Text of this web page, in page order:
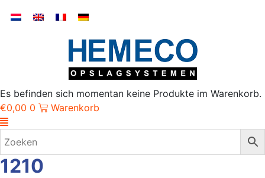
Es befinden sich momentan keine Produkte im Warenkorb.
€0,00 0 Warenkorb
1210